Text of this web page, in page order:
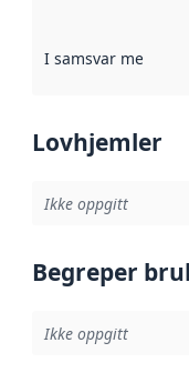
I samsvar med
Lovhjemler
Ikke oppgitt
Begreper
Ikke oppgitt